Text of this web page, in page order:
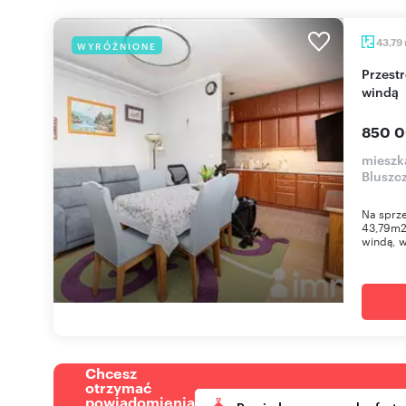
WYRÓŻNIONE 43,79
Przestronne 2-pokojowe mieszkanie z balkonem i
windą
850
Na
windą,
Chcesz
otrzymać
powiadomienia